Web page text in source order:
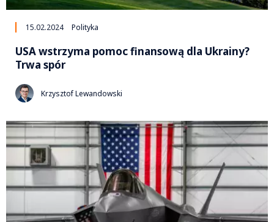
15.02.2024 Polityka
USA wstrzyma pomoc finansową dla Ukrainy?
Trwa spór
Krzysztof Lewandowski